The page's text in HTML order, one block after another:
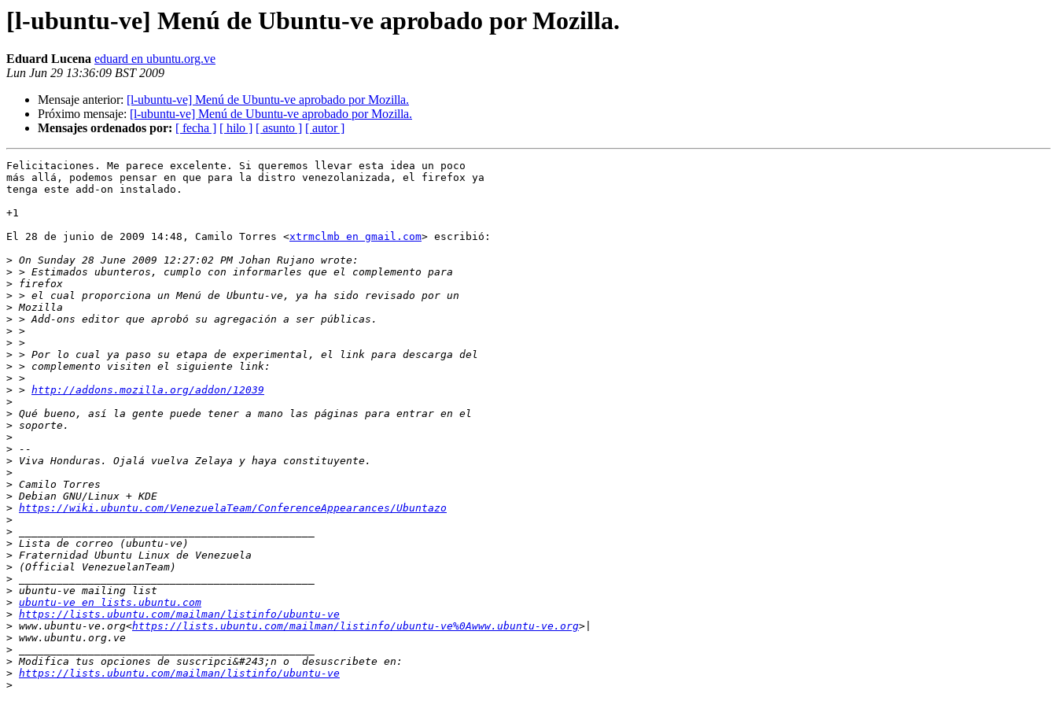
[l-ubuntu-ve] Menú de Ubuntu-ve aprobado por Mozilla.
Eduard Lucena eduard en ubuntu.org.ve
Lun Jun 29 13:36:09 BST 2009
Mensaje anterior: [l-ubuntu-ve] Menú de Ubuntu-ve aprobado por Mozilla.
Próximo mensaje: [l-ubuntu-ve] Menú de Ubuntu-ve aprobado por Mozilla.
Mensajes ordenados por: [ fecha ] [ hilo ] [ asunto ] [ autor ]
Felicitaciones. Me parece excelente. Si queremos llevar esta idea un poco
más allá, podemos pensar en que para la distro venezolanizada, el firefox ya
tenga este add-on instalado.
+1
El 28 de junio de 2009 14:48, Camilo Torres <xtrmclmb en gmail.com> escribió:
>
>
>
>
>
>
>
>
>
>
>
> > http://addons.mozilla.org/addon/12039
>
>
>
>
>
>
>
>
>
> https://wiki.ubuntu.com/VenezuelaTeam/ConferenceAppearances/Ubuntazo
>
>
>
>
>
>
>
> ubuntu-ve en lists.ubuntu.com
> https://lists.ubuntu.com/mailman/listinfo/ubuntu-ve
> www.ubuntu-ve.org<https://lists.ubuntu.com/mailman/listinfo/ubuntu-ve%0Awww.ubuntu-ve.org
>
>
>
> https://lists.ubuntu.com/mailman/listinfo/ubuntu-ve
>